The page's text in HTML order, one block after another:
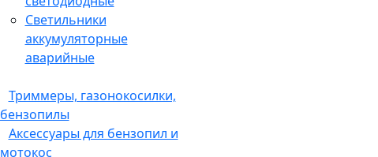
Светильники
аккумуляторные
аварийные
Триммеры, газонокосилки,
бензопилы
Аксессуары для бензопил и
мотокос